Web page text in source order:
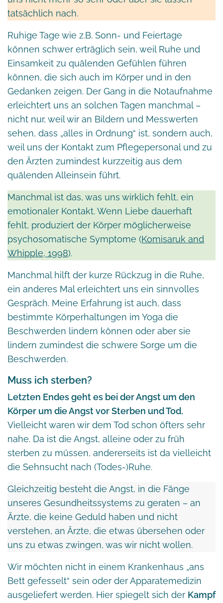
tatsächlich nach.
Ruhige Tage wie z.B. Sonn- und Feiertage
können schwer erträglich sein, weil Ruhe und
Einsamkeit zu quälenden Gefühlen führen
können, die sich auch im Körper und in den
Gedanken zeigen. Der Gang in die Notaufnahme
erleichtert uns an solchen Tagen manchmal –
nicht nur, weil wir an Bildern und Messwerten
sehen, dass „alles in Ordnung“ ist, sondern auch,
weil uns der Kontakt zum Pflegepersonal und zu
den Ärzten zumindest kurzzeitig aus dem
quälenden Alleinsein führt.
Manchmal ist das, was uns wirklich fehlt, ein
emotionaler Kontakt. Wenn Liebe dauerhaft
fehlt, produziert der Körper möglicherweise
psychosomatische Symptome (Komisaruk and
Whipple, 1998).
Manchmal hilft der kurze Rückzug in die Ruhe,
ein anderes Mal erleichtert uns ein sinnvolles
Gespräch. Meine Erfahrung ist auch, dass
bestimmte Körperhaltungen im Yoga die
Beschwerden lindern können oder aber sie
lindern zumindest die schwere Sorge um die
Beschwerden.
Muss ich sterben?
Letzten Endes geht es bei der Angst um den
Körper um die Angst vor Sterben und Tod.
Vielleicht waren wir dem Tod schon öfters sehr
nahe. Da ist die Angst, alleine oder zu früh
sterben zu müssen, andererseits ist da vielleicht
die Sehnsucht nach (Todes-)Ruhe.
Gleichzeitig besteht die Angst, in die Fänge
unseres Gesundheitssystems zu geraten – an
Ärzte, die keine Geduld haben und nicht
verstehen, an Ärzte, die etwas übersehen oder
uns zu etwas zwingen, was wir nicht wollen.
Wir möchten nicht in einem Krankenhaus „ans
Bett gefesselt“ sein oder der Apparatemedizin
ausgeliefert werden. Hier spiegelt sich der Kampf